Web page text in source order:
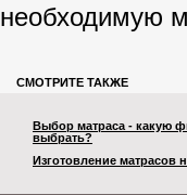
необходимую
СМОТРИТЕ ТАКЖЕ
Выбор матраса - какую
выбрать?
Изготовление матрасов